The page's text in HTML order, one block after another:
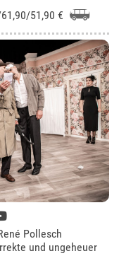
51,90 €
Pollesch
und ungeheuer